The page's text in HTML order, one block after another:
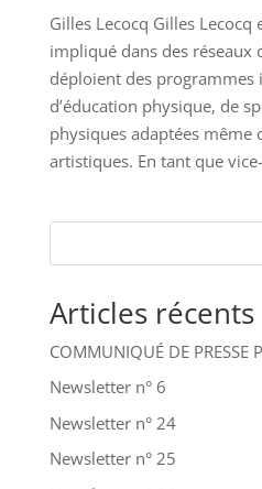
Gilles Lecocq Gilles
impliqué dans des réseaux
déploient des programmes
d’éducation physique, de
physiques adaptées même
artistiques. En tant que
Articles récents
COMMUNIQUÉ DE PRESSE
Newsletter n° 6
Newsletter n° 24
Newsletter n° 25